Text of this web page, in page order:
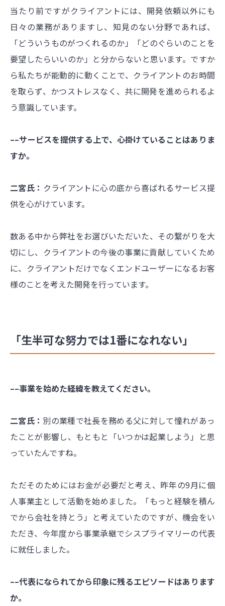
当たり前ですがクライアントには、開発依頼以外にも
日々の業務がありますし、知見のない分野であれば、
「どういうものがつくれるのか」「どのぐらいのことを
要望したらいいのか」と分からないと思います。ですか
ら私たちが能動的に動くことで、クライアントのお時間
を取らず、かつストレスなく、共に開発を進められるよ
う意識しています。
––サービスを提供する上で、心掛けていることはありま
すか。
二宮氏： クライアントに心の底から喜ばれるサービス提
供を心がけています。
数ある中から弊社をお選びいただいた、その繋がりを大
切にし、クライアントの今後の事業に貢献していくため
に、クライアントだけでなくエンドユーザーになるお客
様のことを考えた開発を行っています。
「生半可な努力では1番になれない」
––事業を始めた経緯を教えてください。
二宮氏： 別の業種で社長を務める父に対して憧れがあっ
たことが影響し、もともと「いつかは起業しよう」と思
っていたんですね。
ただそのためにはお金が必要だと考え、昨年の9月に個
人事業主として活動を始めました。「もっと経験を積ん
でから会社を持とう」と考えていたのですが、機会をい
ただき、今年度から事業承継でシスプライマリーの代表
に就任しました。
––代表になられてから印象に残るエピソードはあります
か。